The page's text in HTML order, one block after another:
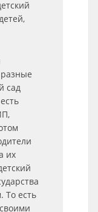
сад
их
То есть